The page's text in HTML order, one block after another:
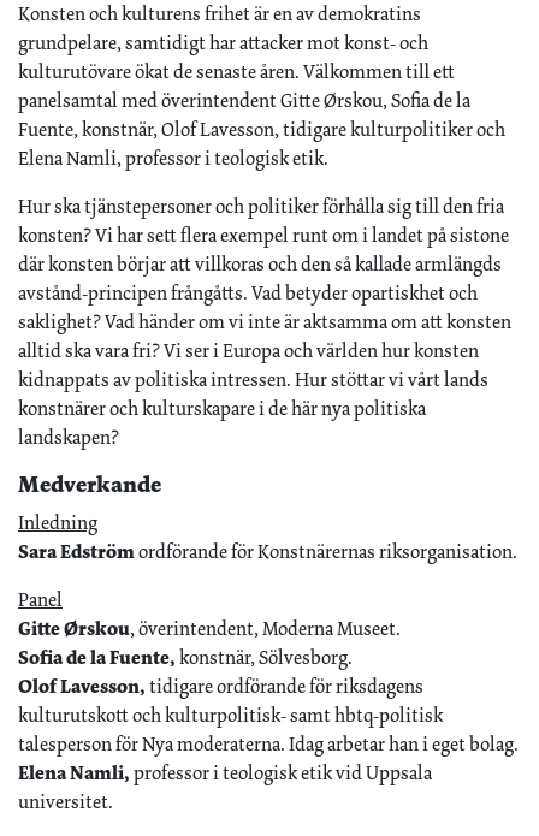
Konsten och kulturens frihet är en av demokratins
grundpelare, samtidigt har attacker mot konst- och
kulturutövare ökat de senaste åren. Välkommen till ett
panelsamtal med överintendent Gitte Ørskou, Sofia de la
Fuente, konstnär, Olof Lavesson, tidigare kulturpolitiker och
Elena Namli, professor i teologisk etik.
Hur ska tjänstepersoner och politiker förhålla sig till den fria
konsten? Vi har sett flera exempel runt om i landet på sistone
där konsten börjar att villkoras och den så kallade armlängds
avstånd-principen frångåtts. Vad betyder opartiskhet och
saklighet? Vad händer om vi inte är aktsamma om att konsten
alltid ska vara fri? Vi ser i Europa och världen hur konsten
kidnappats av politiska intressen. Hur stöttar vi vårt lands
konstnärer och kulturskapare i de här nya politiska
landskapen?
Medverkande
Inledning
Sara Edströmordförande för Konstnärernas riksorganisation.
Panel
Gitte Ørskou, överintendent, Moderna Museet.
Sofia de la Fuente,konstnär, Sölvesborg.
Olof Lavesson,tidigare ordförande för riksdagens
kulturutskott och kulturpolitisk- samt hbtq-politisk
talesperson för Nya moderaterna. Idag arbetar han i eget bolag.
Elena Namli,professor i teologisk etik vid Uppsala
universitet.